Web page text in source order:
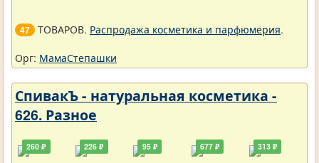
47 ТОВАРОВ. Распродажа косметика и парфюмерия.
Орг: МамаСтепашки
СпивакЪ - натуральная косметика -
626. Разное
260 ₽ 226 ₽ 95 ₽ 677 ₽ 313 ₽